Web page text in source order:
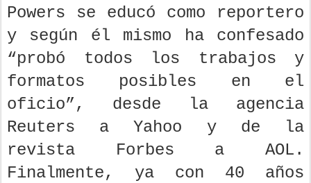
Powers se educó como reportero
y según él mismo ha confesado
“probó todos los trabajos y
formatos posibles en el
oficio”, desde la agencia
Reuters a Yahoo y de la
revista Forbes a AOL.
Finalmente, ya con 40 años